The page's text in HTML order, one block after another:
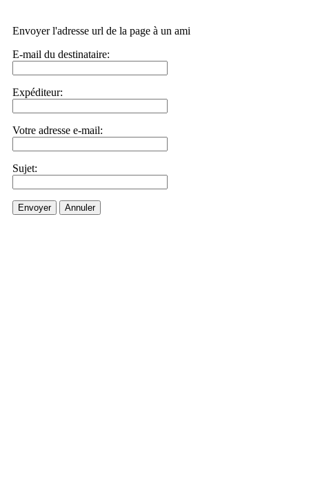
Envoyer l'adresse url de la page à un ami
E-mail du destinataire:
Expéditeur:
Votre adresse e-mail:
Sujet:
Envoyer Annuler